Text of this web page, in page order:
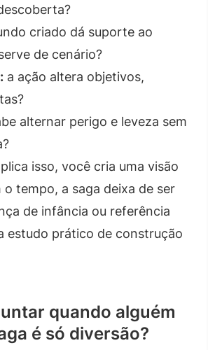
criado dá suporte ao
de cenário?
a ação altera objetivos,
alternar perigo e leveza sem
isso, você cria uma visão
o tempo, a saga deixa de ser
de infância ou referência
estudo prático de construção
quando alguém
é só diversão?